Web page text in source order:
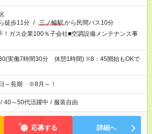
徒歩11分 / 三ノ輪駅から民間バス10分
！ガス企業100％子会社■空調設備メンテナンス事
実働7時間30分 休憩1時間) ※8：45開始もOKで
日～長期 ※8月～！
/ 40～50代活躍中 / 服装自由
応募する 詳細へ